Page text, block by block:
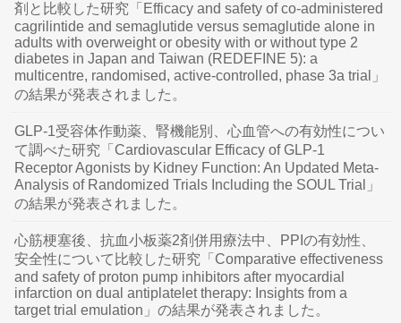
剤と比較した研究「Efficacy and safety of co-administered
cagrilintide and semaglutide versus semaglutide alone in
adults with overweight or obesity with or without type 2
diabetes in Japan and Taiwan (REDEFINE 5): a
multicentre, randomised, active-controlled, phase 3a trial」
の結果が発表されました。
GLP-1受容体作動薬、腎機能別、心血管への有効性につい
て調べた研究「Cardiovascular Efficacy of GLP-1
Receptor Agonists by Kidney Function: An Updated Meta-
Analysis of Randomized Trials Including the SOUL Trial」
の結果が発表されました。
心筋梗塞後、抗血小板薬2剤併用療法中、PPIの有効性、
安全性について比較した研究「Comparative effectiveness
and safety of proton pump inhibitors after myocardial
infarction on dual antiplatelet therapy: Insights from a
target trial emulation」の結果が発表されました。